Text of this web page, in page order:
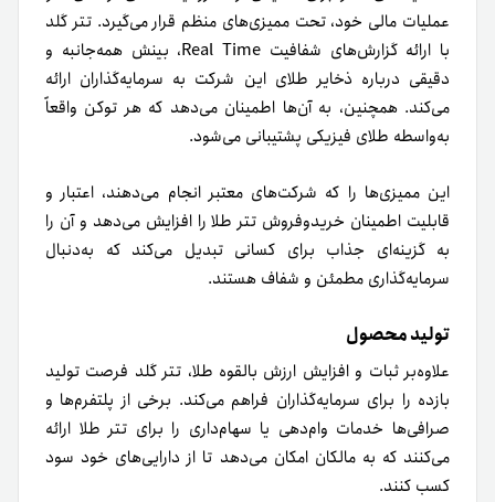
عملیات مالی خود، تحت ممیزی‌های منظم قرار می‌گیرد. تتر گلد
با ارائه گزارش‌های شفافیت Real Time، بینش همه‌جانبه و
دقیقی درباره ذخایر طلای این شرکت به سرمایه‌گذاران ارائه
می‌کند. همچنین، به آن‌ها اطمینان می‌دهد که هر توکن واقعاً
به‌واسطه طلای فیزیکی پشتیبانی می‌شود.
این ممیزی‌ها را که شرکت‌های معتبر انجام می‌دهند، اعتبار و
قابلیت اطمینان خرید‌و‌فروش تتر طلا را افزایش می‌دهد و آن را
به گزینه‌ای جذاب برای کسانی تبدیل می‌کند که به‌دنبال
سرمایه‌گذاری مطمئن و شفاف هستند.
تولید محصول
علاوه‌بر ثبات و افزایش ارزش بالقوه طلا، تتر گلد فرصت تولید
بازده را برای سرمایه‌گذاران فراهم می‌کند. برخی از پلتفرم‌ها و
صرافی‌ها خدمات وام‌دهی یا سهام‌داری را برای تتر طلا ارائه
می‌کنند که به مالکان امکان می‌دهد تا از دارایی‌های خود سود
کسب کنند.